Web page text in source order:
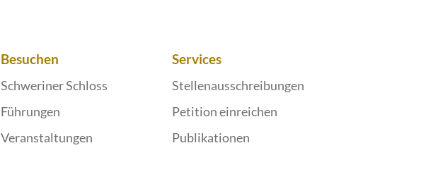
Besuchen
Schweriner Schloss
Führungen
Veranstaltungen
Services
Stellenausschreibungen
Petition einreichen
Publikationen